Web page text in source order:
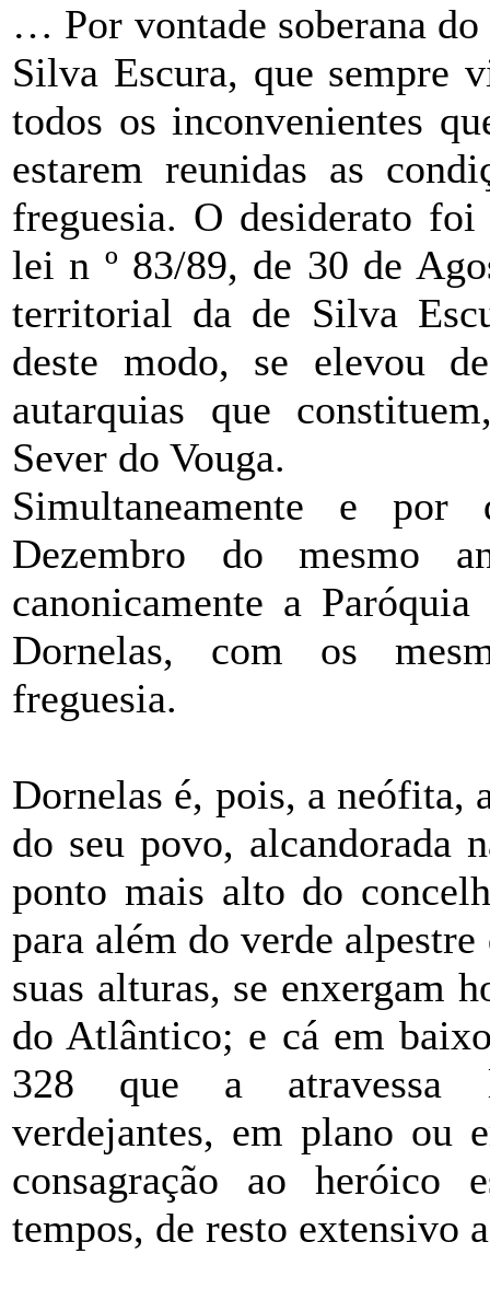
… Por vontade soberana
Silva Escura, que sempre
todos os inconvenientes
estarem reunidas as
freguesia. O desiderato
lei n º 83/89, de 30 de
territorial da de Silva
deste modo, se elevou
autarquias que
Sever do Vouga.
Simultaneamente e
Dezembro do mesmo
canonicamente a
Dornelas, com os
freguesia.
Dornelas é, pois, a neófita,
do seu povo, alcandorada
ponto mais alto do
para além do verde
suas alturas, se enxergam
do Atlântico; e cá em
328 que a atravessa
verdejantes, em plano ou
consagração ao heróico
tempos, de resto extensivo